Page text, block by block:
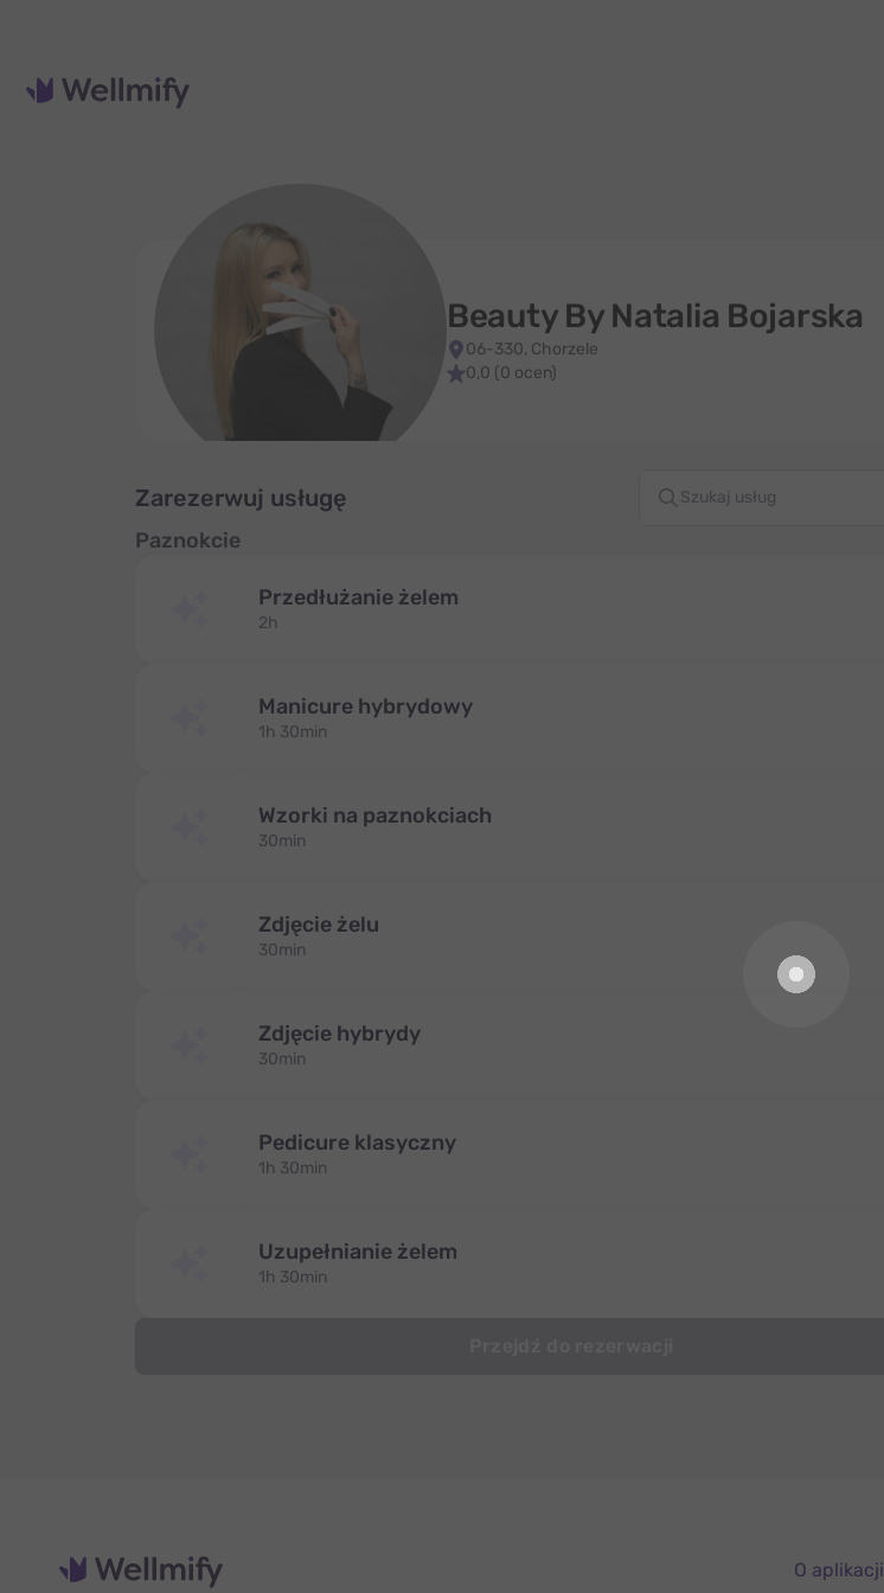
Beauty By Natalia Bojarska
06-330, Chorzele
0,0 (0 ocen)
Zarezerwuj usługę
Paznokcie
Przedłużanie żelem
2h
Manicure hybrydowy
1h 30min
Wzorki na paznokciach
30min
Zdjęcie żelu
30min
Zdjęcie hybrydy
30min
Pedicure klasyczny
1h 30min
Uzupełnianie żelem
1h 30min
O aplikacji